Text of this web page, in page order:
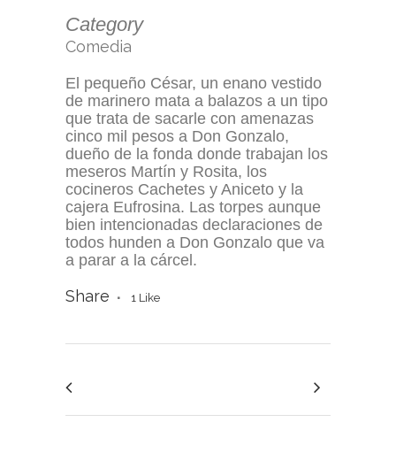
Category
Comedia
El pequeño César, un enano vestido
de marinero mata a balazos a un tipo
que trata de sacarle con amenazas
cinco mil pesos a Don Gonzalo,
dueño de la fonda donde trabajan los
meseros Martín y Rosita, los
cocineros Cachetes y Aniceto y la
cajera Eufrosina. Las torpes aunque
bien intencionadas declaraciones de
todos hunden a Don Gonzalo que va
a parar a la cárcel.
Share 1 Like